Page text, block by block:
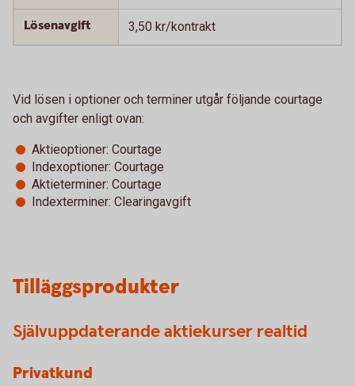
Lösenavgift 3,50 kr/kontrakt
Vid lösen i optioner och terminer utgår följande courtage
och avgifter enligt ovan:
Aktieoptioner: Courtage
Indexoptioner: Courtage
Aktieterminer: Courtage
Indexterminer: Clearingavgift
Tilläggsprodukter
Självuppdaterande aktiekurser realtid
Privatkund